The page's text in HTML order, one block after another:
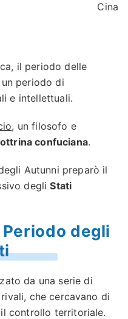
il periodo delle
periodo di
e intellettuali.
, un filosofo e
confuciana.
Autunni preparò il
degliStati
degli
da una serie di
che cercavano di
controllo territoriale.